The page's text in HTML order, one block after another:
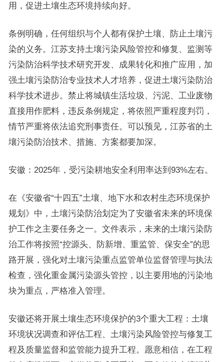
用，促进土壤生态环境持续向好。
条例明确，任何组织与个人都有保护土壤、防止土壤污
染的义务。江苏支持土壤污染风险管控和修复、监测等
污染防治科学技术研究开发、成果转化和推广应用，加
强土壤污染防治专业技术人才培养，促进土壤污染防治
科学技术进步。禁止将城镇生活垃圾、污泥、工业废物
直接用作肥料，违反条例规定，将依照严重程度判罚，
情节严重将依法追究刑事责任。可以预见，江苏省的土
壤污染防治技术、措施、方案都要加深。
安徽：2025年，受污染耕地安全利用率达到93%左右。
在《安徽省“十四五”土壤、地下水和农村生态环境保护
规划》中，土壤污染防治划定为了安徽省未来的环境保
护工作之主要任务之一。文件表示，未来的土壤污染防
治工作将按照“控源头、防新增、重监管、保安全”的思
路开展，强化对土壤污染重点监管单位监督管理与执法
检查，强化重金属污染源头管控，以主要用地的污染地
块为重点，严格准入管理。
安徽还将开展土壤生态环境保护的3个重大工程：土壤
环境状况调查和评估工程、土壤污染风险管控与修复工
程及质量监督和监管能力提升工程。愿意相信，在工程